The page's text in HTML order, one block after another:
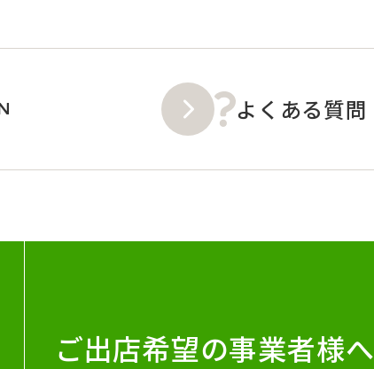
よくある質問
ご出店希望の事業者様へ